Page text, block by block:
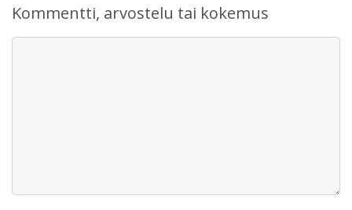
Kommentti, arvostelu tai kokemus